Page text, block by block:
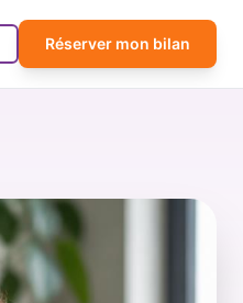
Réserver mon bilan